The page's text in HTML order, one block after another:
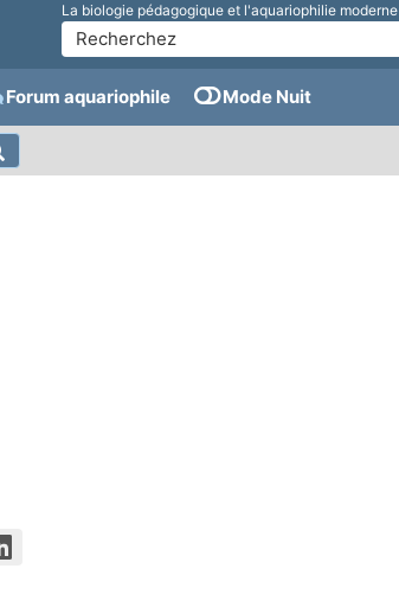
La biologie pédagogique et l'aquariophilie moderne
Forum aquariophile Mode Nuit